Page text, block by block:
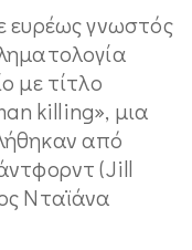
ευρέως γνωστός
με τίτλο
killing», μια
από
(Jill
Νταϊάνα